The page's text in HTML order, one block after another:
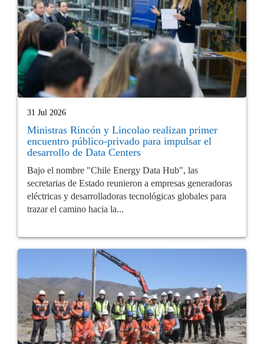
31 Jul 2026
Ministras Rincón y Lincolao realizan primer
encuentro público-privado para impulsar el
desarrollo de Data Centers
Bajo el nombre "Chile Energy Data Hub", las
secretarias de Estado reunieron a empresas generadoras
eléctricas y desarrolladoras tecnológicas globales para
trazar el camino hacia la...